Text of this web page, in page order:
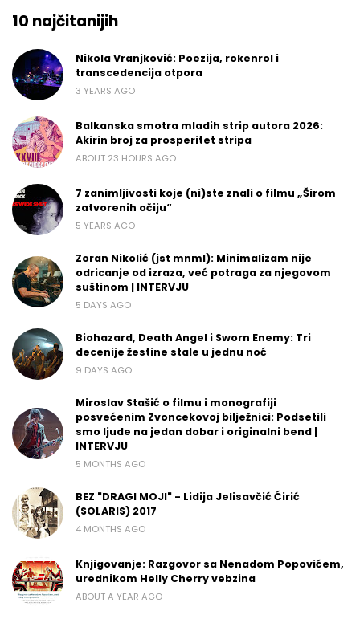
10 najčitanijih
Nikola Vranjković: Poezija, rokenrol i
transcedencija otpora
3 YEARS AGO
Balkanska smotra mladih strip autora 2026:
Akirin broj za prosperitet stripa
ABOUT 23 HOURS AGO
7 zanimljivosti koje (ni)ste znali o filmu „Širom
zatvorenih očiju“
5 YEARS AGO
Zoran Nikolić (jst mnml): Minimalizam nije
odricanje od izraza, već potraga za njegovom
suštinom | INTERVJU
5 DAYS AGO
Biohazard, Death Angel i Sworn Enemy: Tri
decenije žestine stale u jednu noć
9 DAYS AGO
Miroslav Stašić o filmu i monografiji
posvećenim Zvoncekovoj bilježnici: Podsetili
smo ljude na jedan dobar i originalni bend |
INTERVJU
5 MONTHS AGO
BEZ "DRAGI MOJI" - Lidija Jelisavčić Ćirić
(SOLARIS) 2017
4 MONTHS AGO
Knjigovanje: Razgovor sa Nenadom Popovićem,
urednikom Helly Cherry vebzina
ABOUT A YEAR AGO